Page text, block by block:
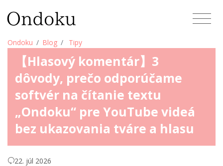
Ondoku Blog Tipy
【Hlasový komentár】3
dôvody, prečo odporúčame
softvér na čítanie textu
„Ondoku“ pre YouTube videá
bez ukazovania tváre a hlasu
22. júl 2026